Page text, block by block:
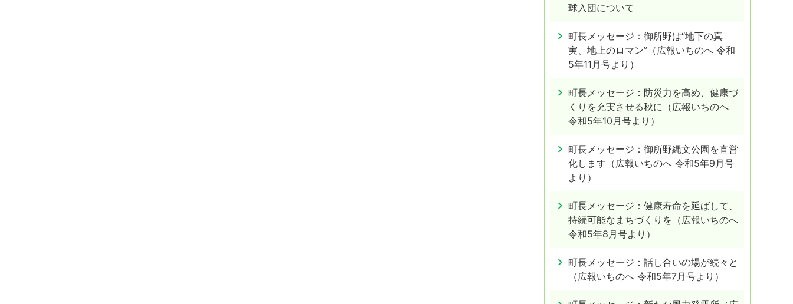
球入団について
町長メッセージ：御所野は“地下の真
実、地上のロマン”（広報いちのへ 令和
5年11月号より）
町長メッセージ：防災力を高め、健康づ
くりを充実させる秋に（広報いちのへ
令和5年10月号より）
町長メッセージ：御所野縄文公園を直営
化します（広報いちのへ 令和5年9月号
より）
町長メッセージ：健康寿命を延ばして、
持続可能なまちづくりを（広報いちのへ
令和5年8月号より）
町長メッセージ：話し合いの場が続々と
（広報いちのへ 令和5年7月号より）